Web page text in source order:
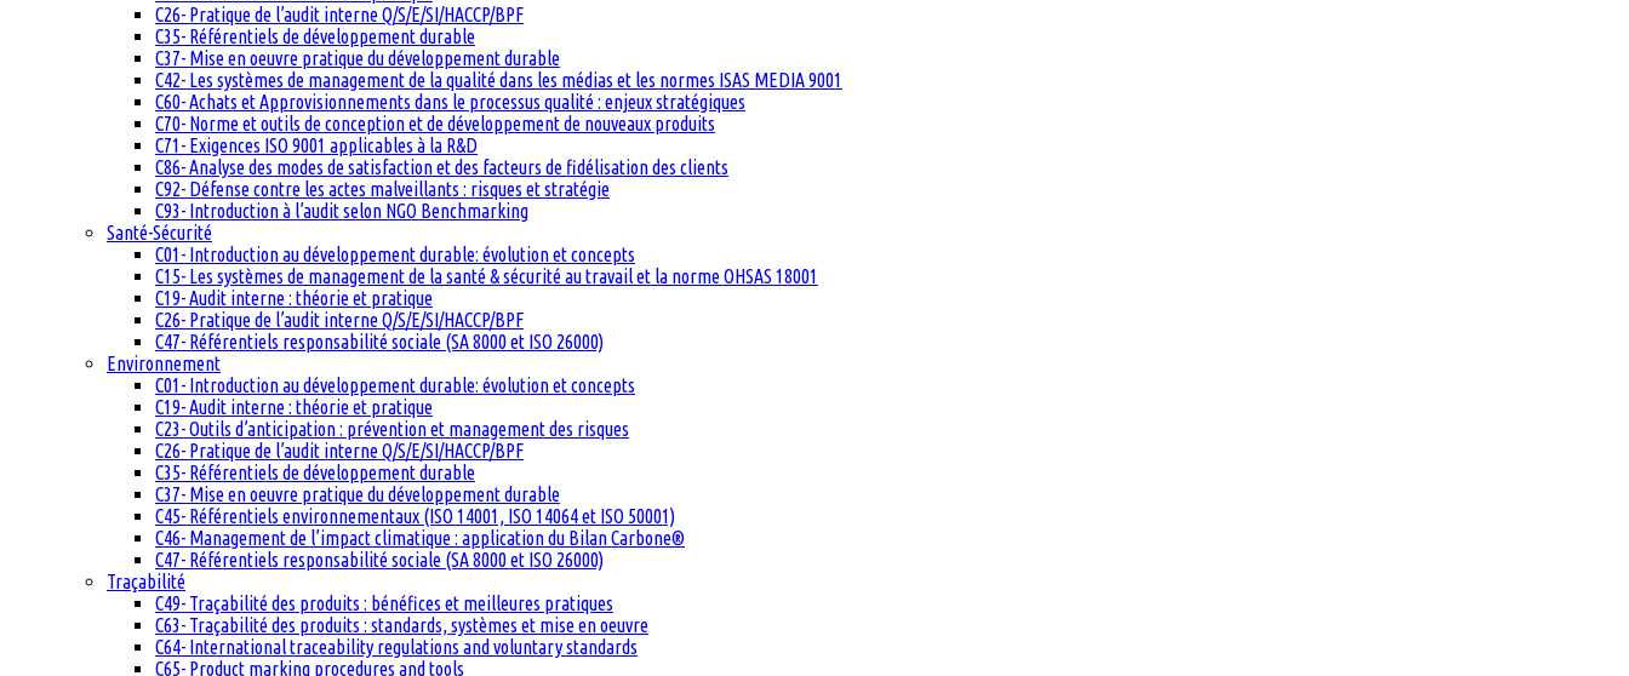
C26- Pratique de l’audit interne Q/S/E/SI/HACCP/BPF
C35- Référentiels de développement durable
C37- Mise en oeuvre pratique du développement durable
C42- Les systèmes de management de la qualité dans les médias et les normes ISAS MEDIA 9001
C60- Achats et Approvisionnements dans le processus qualité : enjeux stratégiques
C70- Norme et outils de conception et de développement de nouveaux produits
C71- Exigences ISO 9001 applicables à la R&D
C86- Analyse des modes de satisfaction et des facteurs de fidélisation des clients
C92- Défense contre les actes malveillants : risques et stratégie
C93- Introduction à l’audit selon NGO Benchmarking
Santé-Sécurité
C01- Introduction au développement durable: évolution et concepts
C15- Les systèmes de management de la santé & sécurité au travail et la norme OHSAS 18001
C19- Audit interne : théorie et pratique
C26- Pratique de l’audit interne Q/S/E/SI/HACCP/BPF
C47- Référentiels responsabilité sociale (SA 8000 et ISO 26000)
Environnement
C01- Introduction au développement durable: évolution et concepts
C19- Audit interne : théorie et pratique
C23- Outils d’anticipation : prévention et management des risques
C26- Pratique de l’audit interne Q/S/E/SI/HACCP/BPF
C35- Référentiels de développement durable
C37- Mise en oeuvre pratique du développement durable
C45- Référentiels environnementaux (ISO 14001, ISO 14064 et ISO 50001)
C46- Management de l’impact climatique : application du Bilan Carbone®
C47- Référentiels responsabilité sociale (SA 8000 et ISO 26000)
Traçabilité
C49- Traçabilité des produits : bénéfices et meilleures pratiques
C63- Traçabilité des produits : standards, systèmes et mise en oeuvre
C64- International traceability regulations and voluntary standards
C65- Product marking procedures and tools